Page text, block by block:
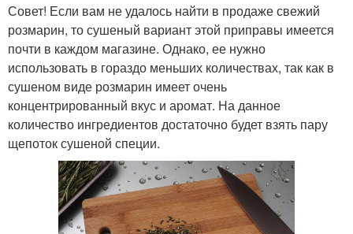
Совет! Если вам не удалось найти в продаже свежий
розмарин, то сушеный вариант этой приправы имеется
почти в каждом магазине. Однако, ее нужно
использовать в гораздо меньших количествах, так как в
сушеном виде розмарин имеет очень
концентрированный вкус и аромат. На данное
количество ингредиентов достаточно будет взять пару
щепоток сушеной специи.